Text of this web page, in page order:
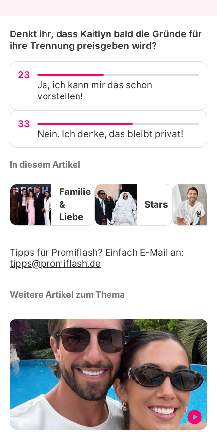
Denkt ihr, dass Kaitlyn bald die Gründe für
ihre Trennung preisgeben wird?
23
Ja, ich kann mir das schon
vorstellen!
33
Nein. Ich denke, das bleibt privat!
In diesem Artikel
Familie
&
Liebe
Stars
Tipps für Promiflash? Einfach E-Mail an:
tipps@promiflash.de
Weitere Artikel zum Thema